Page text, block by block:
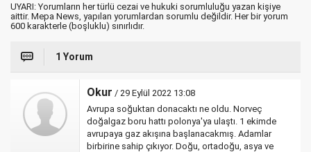
UYARI: Yorumların her türlü cezai ve hukuki sorumluluğu yazan kişiye
aittir. Mepa News, yapılan yorumlardan sorumlu değildir. Her bir yorum
600 karakterle (boşluklu) sınırlıdır.
1 Yorum
Okur / 29 Eylül 2022 13:08
Avrupa soğuktan donacaktı ne oldu. Norveç
doğalgaz boru hattı polonya'ya ulaştı. 1 ekimde
avrupaya gaz akışına başlanacakmış. Adamlar
birbirine sahip çıkıyor. Doğu, ortadoğu, asya ve